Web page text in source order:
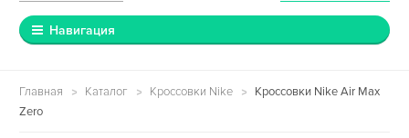
Навигация
Главная Каталог Кроссовки Nike
Кроссовки Nike Air Max
Zero